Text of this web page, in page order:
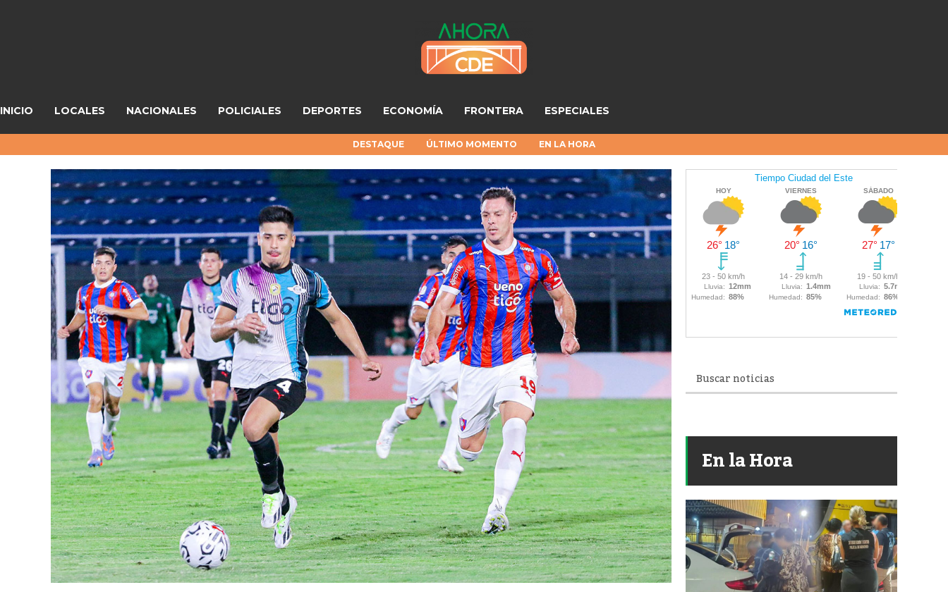
INICIO LOCALES NACIONALES POLICIALES DEPORTES ECONOMÍA FRONTERA ESPECIALES
DESTAQUE ÚLTIMO MOMENTO EN LA HORA
En la Hora